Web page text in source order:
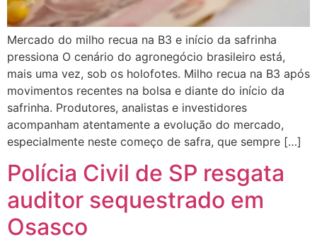
Mercado do milho recua na B3 e início da safrinha
pressiona O cenário do agronegócio brasileiro está,
mais uma vez, sob os holofotes. Milho recua na B3 após
movimentos recentes na bolsa e diante do início da
safrinha. Produtores, analistas e investidores
acompanham atentamente a evolução do mercado,
especialmente neste começo de safra, que sempre […]
Polícia Civil de SP resgata
auditor sequestrado em
Osasco